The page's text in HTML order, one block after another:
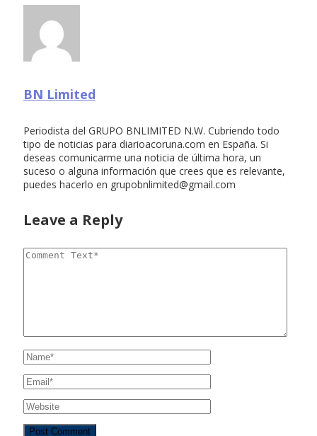
BN Limited
Periodista del GRUPO BNLIMITED N.W. Cubriendo todo
tipo de noticias para diarioacoruna.com en España. Si
deseas comunicarme una noticia de última hora, un
suceso o alguna información que crees que es relevante,
puedes hacerlo en grupobnlimited@gmail.com
Leave a Reply